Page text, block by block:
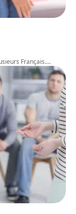
Français.…